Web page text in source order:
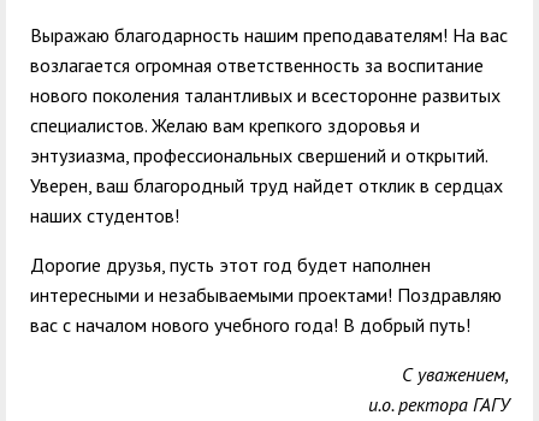
Выражаю благодарность нашим преподавателям! На вас
возлагается огромная ответственность за воспитание
нового поколения талантливых и всесторонне развитых
специалистов. Желаю вам крепкого здоровья и
энтузиазма, профессиональных свершений и открытий.
Уверен, ваш благородный труд найдет отклик в сердцах
наших студентов!
Дорогие друзья, пусть этот год будет наполнен
интересными и незабываемыми проектами! Поздравляю
вас с началом нового учебного года! В добрый путь!
С уважением,
и.о. ректора ГАГУ